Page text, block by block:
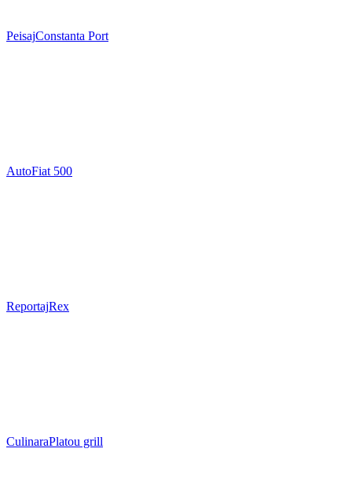
PeisajConstanta Port
AutoFiat 500
ReportajRex
CulinaraPlatou grill